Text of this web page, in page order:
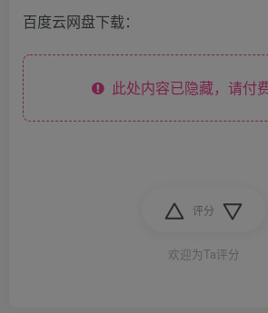
百度云网盘下载：
此处内容已隐藏，请付
评分
欢迎为Ta评分